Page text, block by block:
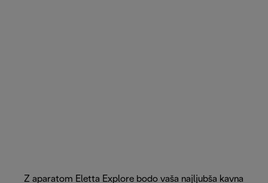
Z aparatom Eletta Explore bodo vaša najljubša kavna